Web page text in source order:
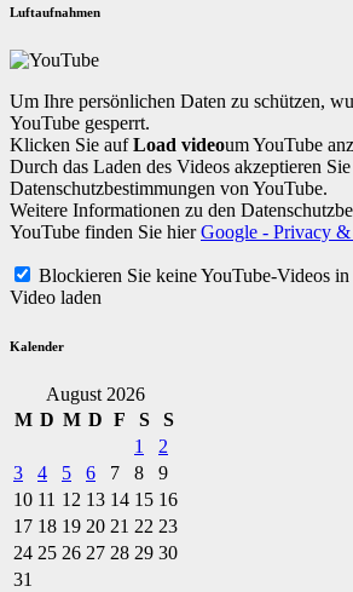
Luftaufnahmen
Um Ihre persönlichen Daten zu schützen,
YouTube gesperrt.
Klicken Sie aufLoad videoum YouTube
Durch das Laden des Videos akzeptieren
Datenschutzbestimmungen von YouTube.
Weitere Informationen zu den
YouTube finden Sie hierGoogle - Privacy &
Blockieren Sie keine YouTube-Videos
Video laden
Kalender
August 2026
M D M D F S
S
1
2
3
4 5 6 7 8
9
10 11 12 13 14 15 16
17 18 19 20 21 22 23
24 25 26 27 28 29 30
31